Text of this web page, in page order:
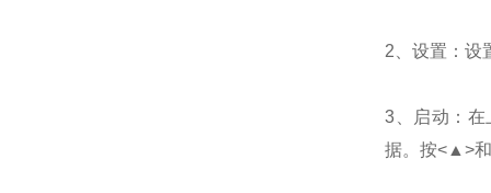
2、设置：设
3、启动：在
据。按<▲>